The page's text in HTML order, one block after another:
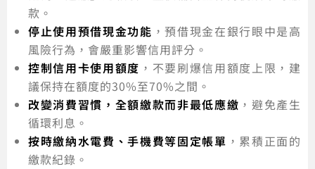
款。
停止使用預借現金功能 ，預借現金在銀行眼中是高
風險行為，會嚴重影響信用評分。
控制信用卡使用額度 ，不要刷爆信用額度上限，建
議保持在額度的30%至70%之間。
改變消費習慣，全額繳款而非最低應繳 ，避免產生
循環利息。
按時繳納水電費、手機費等固定帳單 ，累積正面的
繳款紀錄。